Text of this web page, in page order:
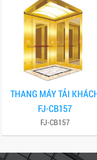
THANG MÁY TẢI
FJ-CB157
FJ-CB157